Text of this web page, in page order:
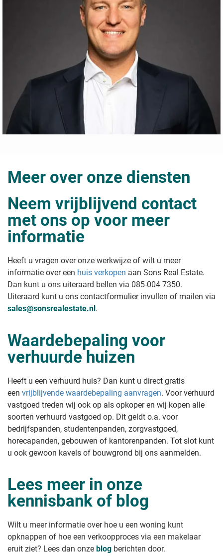
Meer over onze diensten
Neem vrijblijvend contact
met ons op voor meer
informatie
Heeft u vragen over onze werkwijze of wilt u meer
informatie over een huis verkopen aan Sons Real Estate.
Dan kunt u ons uiteraard bellen via 085-004 7350.
Uiteraard kunt u ons contactformulier invullen of mailen via
sales@sonsrealestate.nl.
Waardebepaling voor
verhuurde huizen
Heeft u een verhuurd huis? Dan kunt u direct gratis
een vrijblijvende waardebepaling aanvragen. Voor verhuurd
vastgoed treden wij ook op als opkoper en wij kopen alle
soorten verhuurd vastgoed op. Dit geldt o.a. voor
bedrijfspanden, studentenpanden, zorgvastgoed,
horecapanden, gebouwen of kantorenpanden. Tot slot kunt
u ook gewoon kavels of bouwgrond bij ons aanmelden.
Lees meer in onze
kennisbank of blog
Wilt u meer informatie over hoe u een woning kunt
opknappen of hoe een verkoopproces via een makelaar
eruit ziet? Lees dan onze blog berichten door.